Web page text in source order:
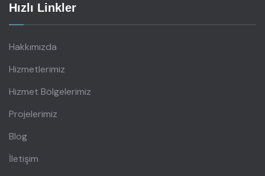
Hızlı Linkler
Hakkımızda
Hizmetlerimiz
Hizmet Bölgelerimiz
Projelerimiz
Blog
İletişim